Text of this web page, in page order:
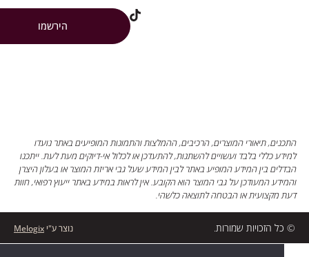
הירשמו
תיאורי המוצרים, הרכיבים, ההמלצות והתמונות המופיעים באתר נועדו
כללי בלבד ועשויים להשתנות, להתעדכן או לכלול אי-דיוקים מעת לעת. ייתכנו
בין המידע המופיע באתר לבין המידע שעל גבי אריזת המוצר או בעלון היצרן
המעודכן על גבי המוצר הוא הקובע. אין לראות במידע באתר ייעוץ רפואי, חוות
מקצועית או הבטחה לתוצאה כלשהי.
הזכויות שמורות. נוצר ע"יMelogix